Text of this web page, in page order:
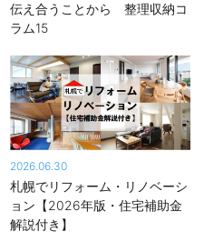
伝え合うことから 整理収納コ
ラム15
2026.06.30
札幌でリフォーム・リノベーシ
ョン【2026年版・住宅補助金
解説付き】